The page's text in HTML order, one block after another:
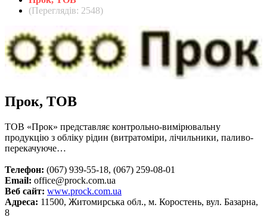
(Переглядів: 2548)
Прок, ТОВ
ТОВ «Прок» представляє контрольно-вимірювальну
продукцію з обліку рідин (витратоміри, лічильники, паливо-
перекачуюче…
Телефон: (067) 939-55-18, (067) 259-08-01
Email: office@prock.com.ua
Веб сайт: www.prock.com.ua
Адреса: 11500, Житомирська обл., м. Коростень, вул. Базарна,
8